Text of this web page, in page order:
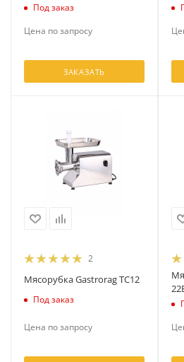
Под заказ
Цена по запросу
ЗАКАЗАТЬ
2
Мясорубка Gastrorag TC12
Под заказ
Цена по запросу